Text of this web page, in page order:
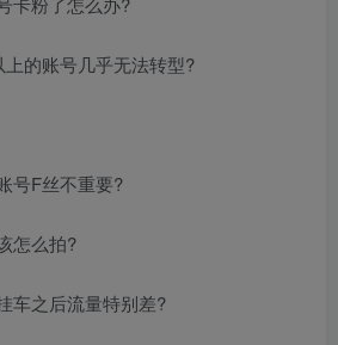
的账号几乎无法转型?
号F丝不重要?
怎么拍?
车之后流量特别差?